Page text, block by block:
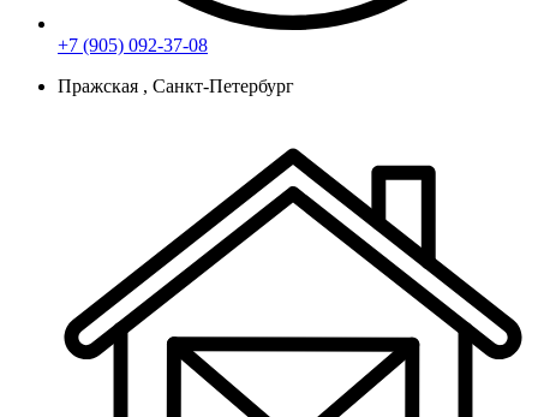
+7 (905) 092-37-08
Пражская , Санкт-Петербург